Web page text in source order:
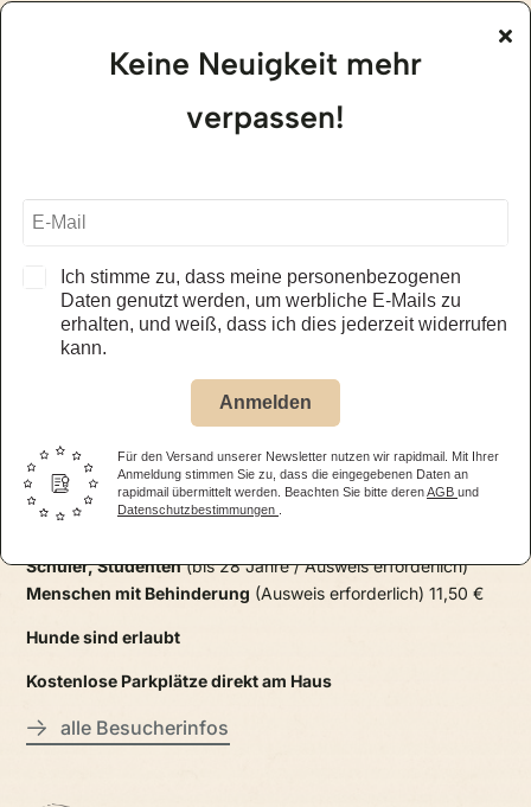
alle Öffnungszeiten – Museum
täglich, ab 11.30 Uhr
Eintrittspreis Museum
Kinder(6-15 Jahre) 8,50 €
Familienticket(2 Eltern oder Großeltern + eigene Kinder bis
15 Jahre) 31,00 €
Schüler, Studenten(bis 28 Jahre / Ausweis erforderlich)
Menschen mit Behinderung (Ausweis erforderlich) 11,50 €
Hunde sind erlaubt
Kostenlose Parkplätze direkt am Haus
alle Besucherinfos
Keine Neuigkeit mehr
verpassen!
Ich stimme zu, dass meine personenbezogenen
Daten genutzt werden, um werbliche E-Mails zu
erhalten, und weiß, dass ich dies jederzeit widerrufen
kann.
Anmelden
Für den Versand unserer Newsletter nutzen wir rapidmail. Mit Ihrer
Anmeldung stimmen Sie zu, dass die eingegebenen Daten an
rapidmail übermittelt werden. Beachten Sie bitte derenAGB und
Datenschutzbestimmungen